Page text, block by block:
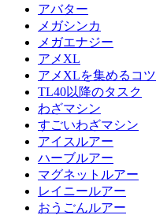
アバター
メガシンカ
メガエナジー
アメXL
アメXLを集めるコツ
TL40以降のタスク
わざマシン
すごいわざマシン
アイスルアー
ハーブルアー
マグネットルアー
レイニールアー
おうごんルアー